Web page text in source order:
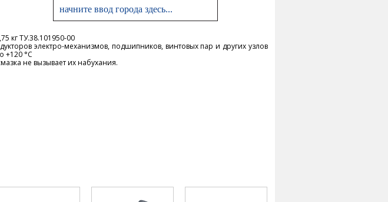
кг ТУ.38.101950-00
электро-механизмов, подшипников, винтовых пар и других узлов
+120 °C
не вызывает их набухания.